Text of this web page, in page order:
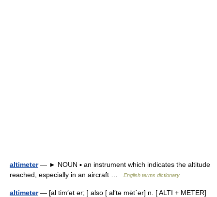
altimeter— ► NOUN ▪ an instrument which indicates the altitude
reached, especially in an aircraft …
English terms dictionary
altimeter— [al tim′ət ər; ] also [ al′tə mēt΄ər] n. [ ALTI + METER]